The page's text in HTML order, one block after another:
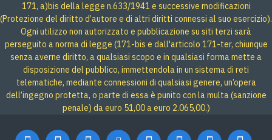
171, a)bis della legge n.633/1941 e successive modificazioni
(Protezione del diritto d’autore e di altri diritti connessi al suo esercizio).
Ogni utilizzo non autorizzato e pubblicazione su siti terzi sarà
perseguito a norma di legge (171-bis e dall'articolo 171-ter, chiunque
senza averne diritto, a qualsiasi scopo e in qualsiasi forma mette a
disposizione del pubblico, immettendola in un sistema di reti
telematiche, mediante connessioni di qualsiasi genere, un’opera
dell’ingegno protetta, o parte di essa è punito con la multa (sanzione
penale) da euro 51,00 a euro 2.065,00.)